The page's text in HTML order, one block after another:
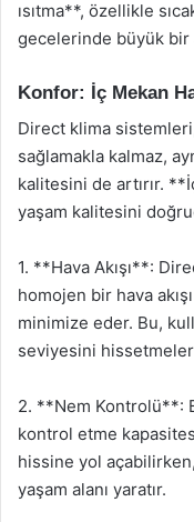
ısıtma**, özellikle
gecelerinde büyük bir
Konfor: İç Mekan
Direct klima
sağlamakla kalmaz,
kalitesini de artırır.
yaşam kalitesini
1. **Hava Akışı**:
homojen bir hava
minimize eder. Bu,
seviyesini
2. **Nem Kontrolü**:
kontrol etme
hissine yol
yaşam alanı yaratır.